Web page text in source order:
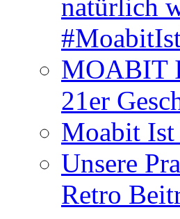
natürlich
MOABIT
21er
Moabit Ist
Unsere
Retro